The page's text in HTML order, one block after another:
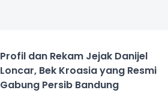
Profil dan Rekam Jejak Danijel
Loncar, Bek Kroasia yang Resmi
Gabung Persib Bandung